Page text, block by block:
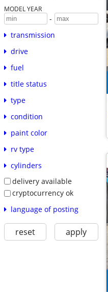
MODEL YEAR
-
transmission
drive
fuel
title status
type
condition
paint color
rv type
cylinders
delivery available
cryptocurrency ok
language of posting
reset apply